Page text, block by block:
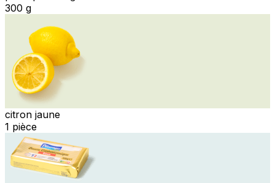
300 g
citron jaune
1 pièce